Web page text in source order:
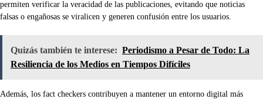
permiten verificar la veracidad de las publicaciones, evitando que noticias
falsas o engañosas se viralicen y generen confusión entre los usuarios.
Quizás también te interese: Periodismo a Pesar de Todo: La
Resiliencia de los Medios en Tiempos Difíciles
Además, los fact checkers contribuyen a mantener un entorno digital más